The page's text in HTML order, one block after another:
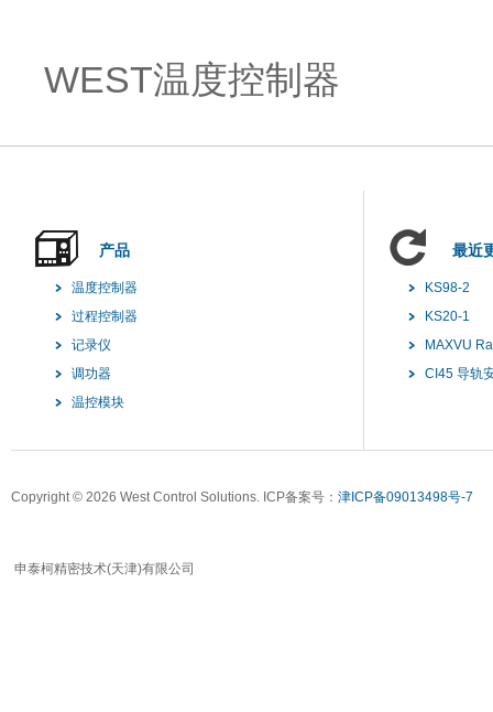
WEST温度控制器
产品
温度控制器
过程控制器
记录仪
调功器
温控模块
最近
KS98-2
KS20-1
MAXVU
CI45 导轨
Copyright © 2026 West Control Solutions. ICP备案号： 津ICP备09013498号-7
申泰柯精密技术(天津)有限公司